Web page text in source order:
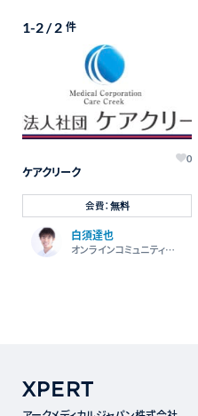
1-2 / 2 件
0
ケアクリーク
会費： 無料
白須達也
オンラインコミュニティ